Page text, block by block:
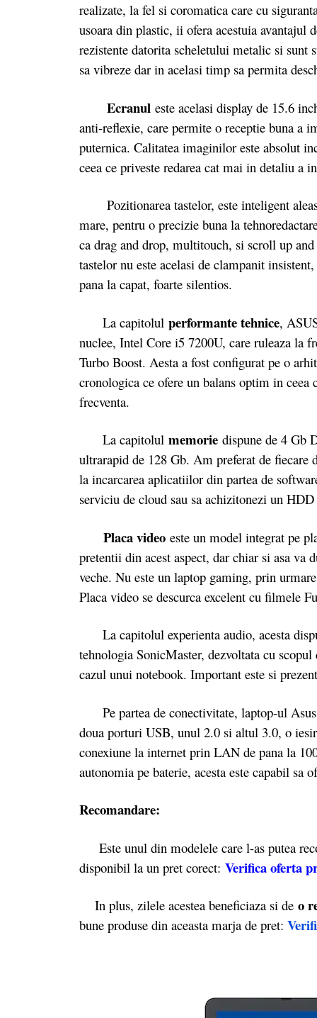
realizate, la fel si coromatica care cu
usoara din plastic, ii ofera acestuia
rezistente datorita scheletului metalic si sunt
sa vibreze dar in acelasi timp sa permita
Ecranul este acelasi display de 15.6
anti-reflexie, care permite o receptie buna
puternica. Calitatea imaginilor este absolut
ceea ce priveste redarea cat mai in detaliu a
Pozitionarea tastelor, este inteligent
mare, pentru o precizie buna la
ca drag and drop, multitouch, si scroll up
tastelor nu este acelasi de clampanit
pana la capat, foarte silentios.
La capitolul performante tehnice,
nuclee, Intel Core i5 7200U, care ruleaza la
Turbo Boost. Aesta a fost configurat pe o
cronologica ce ofere un balans optim in
frecventa.
La capitolul memorie dispune de 4 Gb
ultrarapid de 128 Gb. Am preferat de fiecare
la incarcarea aplicatiilor din partea de
serviciu de cloud sau sa achizitonezi un
Placa video este un model integrat pe
pretentii din acest aspect, dar chiar si asa va
veche. Nu este un laptop gaming, prin
Placa video se descurca excelent cu filmele
La capitolul experienta audio, acesta
tehnologia SonicMaster, dezvoltata cu
cazul unui notebook. Important este si
Pe partea de conectivitate, laptop-ul Asus
doua porturi USB, unul 2.0 si altul 3.0, o
conexiune la internet prin LAN de pana la
autonomia pe baterie, acesta este capabil sa
Recomandare:
Este unul din modelele care l-as putea
disponibil la un pret corect: Verifica oferta
In plus, zilele acestea beneficiaza si de o
bune produse din aceasta marja de pret: